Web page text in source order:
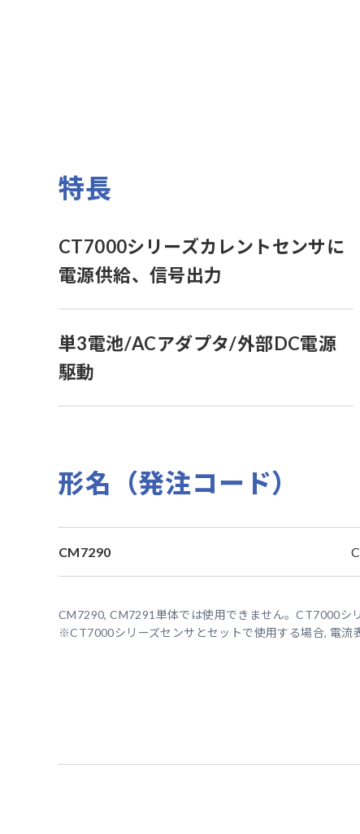
特長
CT7000シリーズカレントセンサに
電源供給、信号出力
単3電池/ACアダプタ/外部DC電源
駆動
形名（発注コード）
CM7290
CM7290, CM7291単体では使用できません。CT7000シ
※CT7000シリーズセンサとセットで使用する場合, 電流